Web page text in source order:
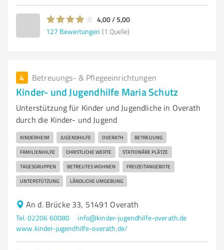
4,00 / 5,00
127 Bewertungen (1 Quelle)
4 Betreuungs- & Pflegeeinrichtungen
Kinder- und Jugendhilfe Maria Schutz
Unterstützung für Kinder und Jugendliche in Overath
durch die Kinder- und Jugend
KINDERHEIM JUGENDHILFE OVERATH BETREUUNG
FAMILIENHILFE CHRISTLICHE WERTE STATIONÄRE PLÄTZE
TAGESGRUPPEN BETREUTES WOHNEN FREIZEITANGEBOTE
UNTERSTÜTZUNG LÄNDLICHE UMGEBUNG
An d. Brücke 33, 51491 Overath
Tel. 02206 60080
info@kinder-jugendhilfe-overath.de
www.kinder-jugendhilfe-overath.de/